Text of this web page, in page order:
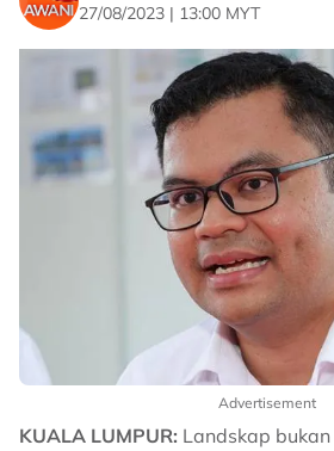
27/08/2023 | 13:00 MYT
Advertisement
KUALA LUMPUR: Landskap